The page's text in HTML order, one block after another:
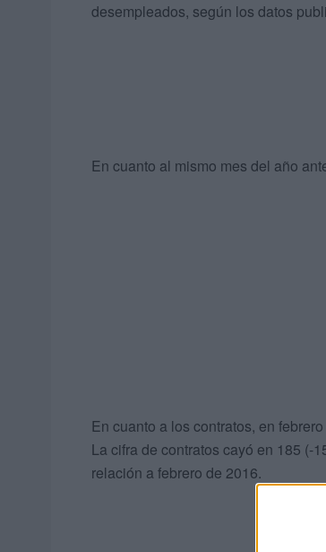
desempleados, según los datos
En cuanto al mismo mes del año
En cuanto a los contratos, en
La cifra de contratos cayó en 185 (-
relación a febrero de 2016.